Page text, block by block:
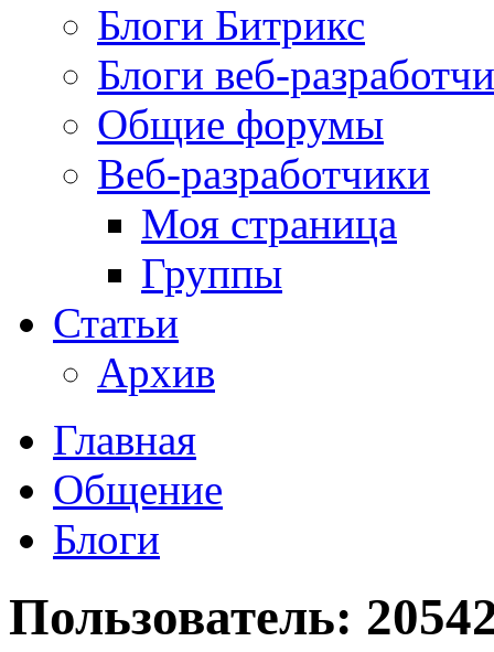
Блоги Битрикс
Блоги веб-
Общие форумы
Веб-разработчики
Моя страница
Группы
Статьи
Архив
Главная
Общение
Блоги
Пользователь: